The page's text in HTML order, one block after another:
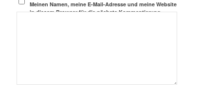
Meinen Namen, meine E-Mail-Adresse und meine Website
in diesem Browser für die nächste Kommentierung